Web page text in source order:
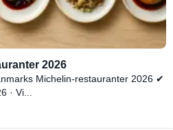
2026
Michelin-restauranter 2026 ✔
· Vi...